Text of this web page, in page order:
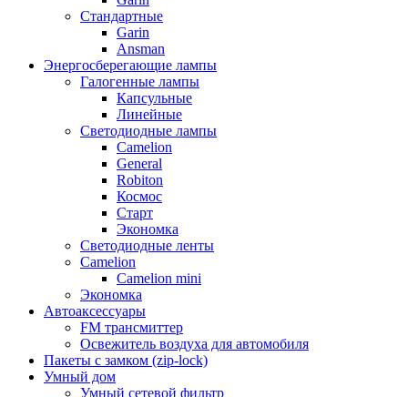
Стандартные
Garin
Ansman
Энергосберегающие лампы
Галогенные лампы
Капсульные
Линейные
Светодиодные лампы
Camelion
General
Robiton
Космос
Старт
Экономка
Светодиодные ленты
Camelion
Camelion mini
Экономка
Автоаксессуары
FM трансмиттер
Освежитель воздуха для автомобиля
Пакеты с замком (zip-lock)
Умный дом
Умный сетевой фильтр